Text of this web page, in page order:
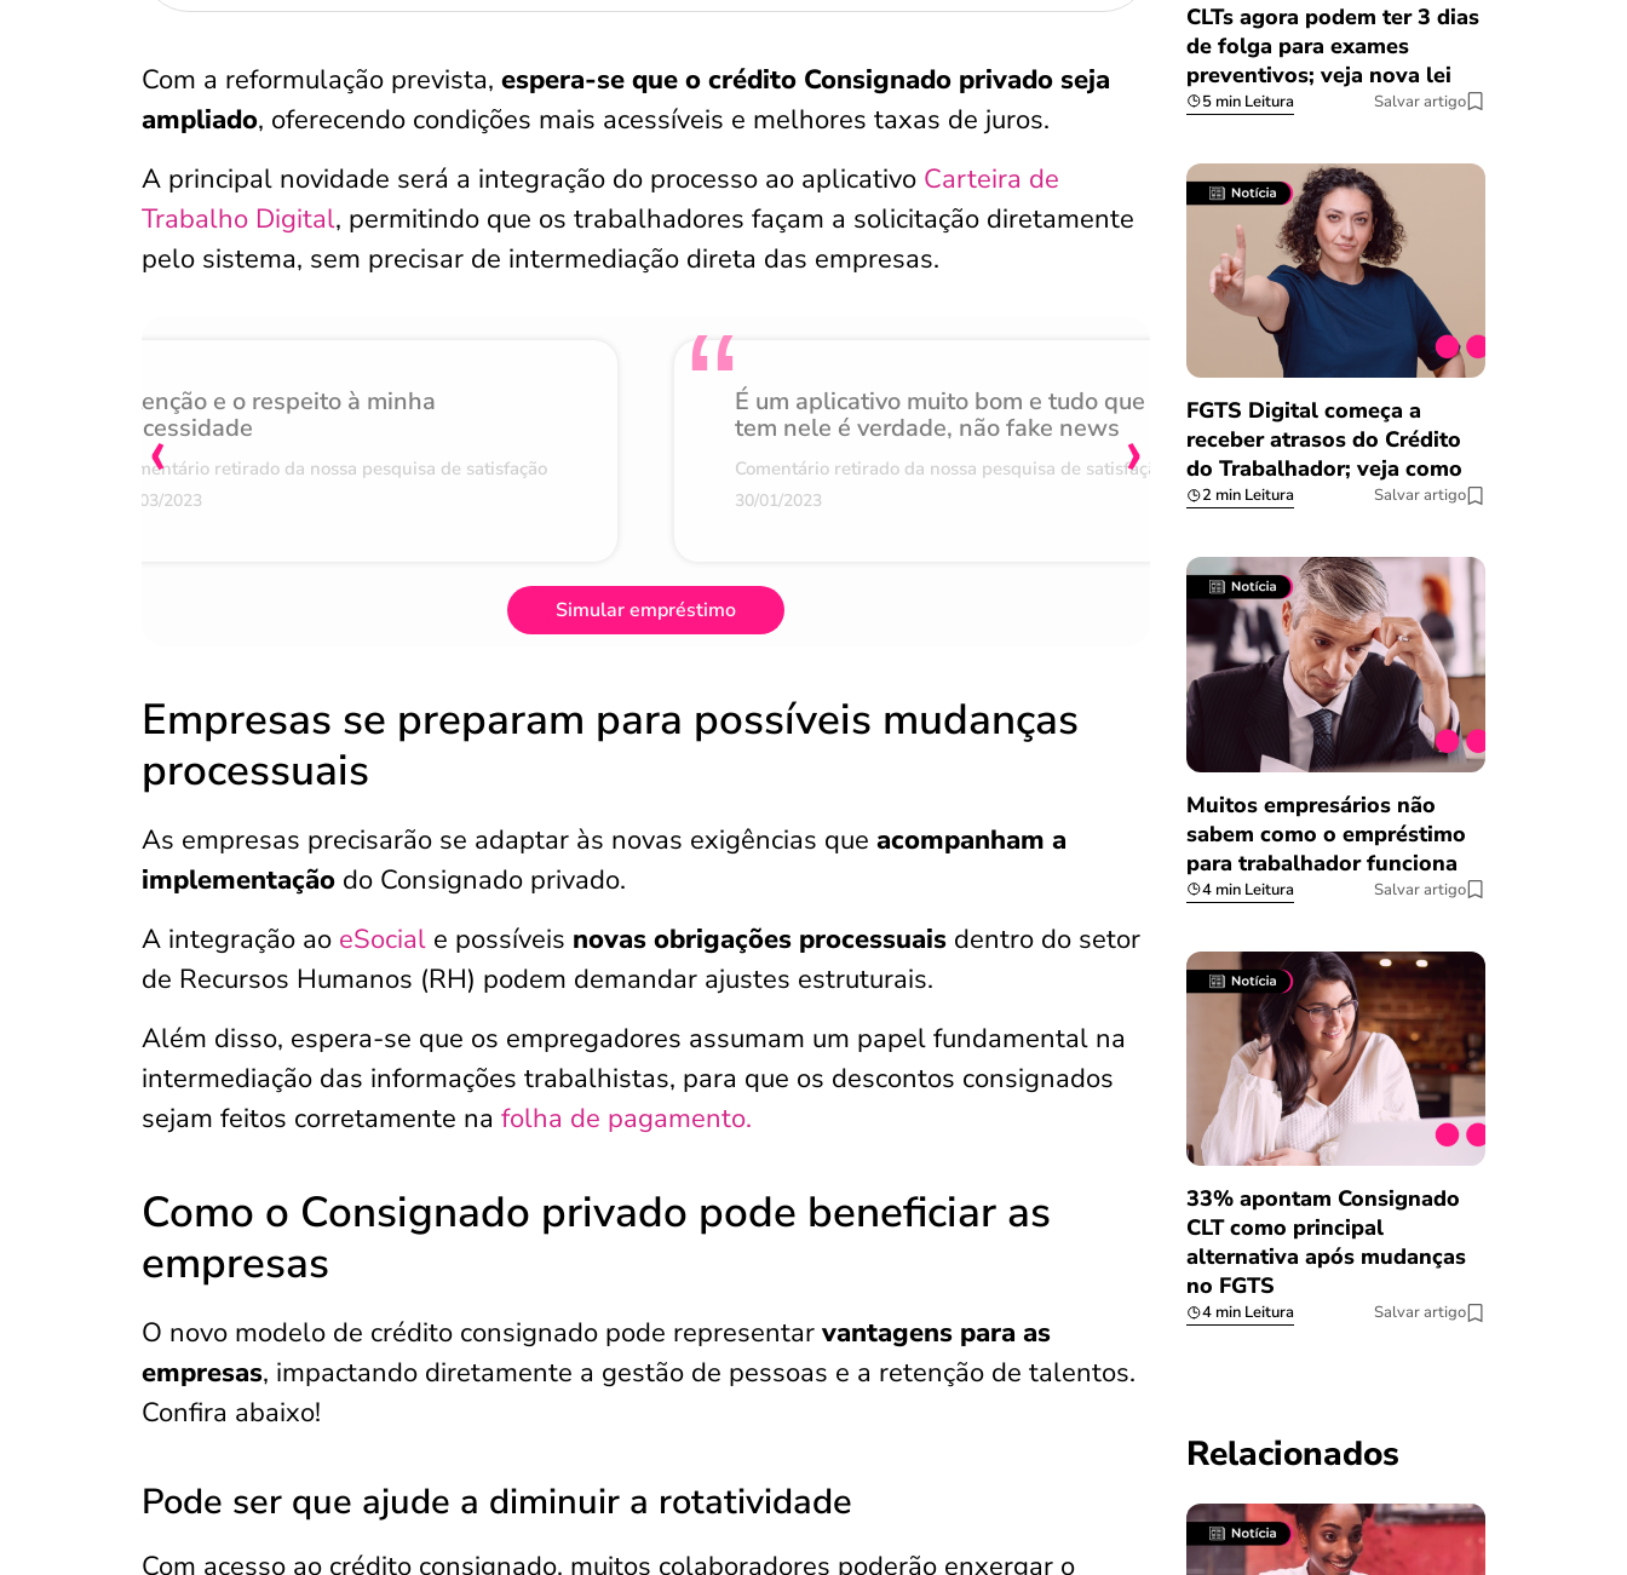
Com a reformulação prevista, espera-se que o crédito Consignado privado seja
ampliado, oferecendo condições mais acessíveis e melhores taxas de juros.
A principal novidade será a integração do processo ao aplicativo Carteira de
Trabalho Digital, permitindo que os trabalhadores façam a solicitação diretamente
pelo sistema, sem precisar de intermediação direta das empresas.
Atenção e o respeito à minha
necessidade
Comentário retirado da nossa pesquisa de satisfação
07/03/2023
É um aplicativo muito bom e tudo que
tem nele é verdade, não fake news
Comentário retirado da nossa pesquisa de satisfação
30/01/2023
Achei muito rápido,
burocracia
Comentário retirado da nossa
08/03/2023
‹ ›
Simular empréstimo
Empresas se preparam para possíveis mudanças
processuais
As empresas precisarão se adaptar às novas exigências que acompanham a
implementação do Consignado privado.
A integração ao eSocial e possíveis novas obrigações processuais dentro do setor
de Recursos Humanos (RH) podem demandar ajustes estruturais.
Além disso, espera-se que os empregadores assumam um papel fundamental na
intermediação das informações trabalhistas, para que os descontos consignados
sejam feitos corretamente na folha de pagamento.
Como o Consignado privado pode beneficiar as
empresas
O novo modelo de crédito consignado pode representar vantagens para as
empresas, impactando diretamente a gestão de pessoas e a retenção de talentos.
Confira abaixo!
Pode ser que ajude a diminuir a rotatividade
Com acesso ao crédito consignado, muitos colaboradores poderão enxergar o
CLTs agora podem ter 3 dias
de folga para exames
preventivos; veja nova lei
5 min Leitura Salvar artigo
FGTS Digital começa a
receber atrasos do Crédito
do Trabalhador; veja como
2 min Leitura Salvar artigo
Muitos empresários não
sabem como o empréstimo
para trabalhador funciona
4 min Leitura Salvar artigo
33% apontam Consignado
CLT como principal
alternativa após mudanças
no FGTS
4 min Leitura Salvar artigo
Relacionados